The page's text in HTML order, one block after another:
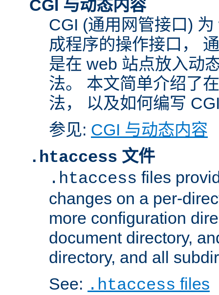
CGI 与动态内容
CGI (通用网管接口)
成程序的操作接口，
是在 web 站点放入动
法。 本文简单介绍了
法， 以及如何编写
参见: CGI 与动态内容
.htaccess 文件
.htaccess files
changes on a per-
more configuration
document directory,
directory, and all
See: .htaccess files